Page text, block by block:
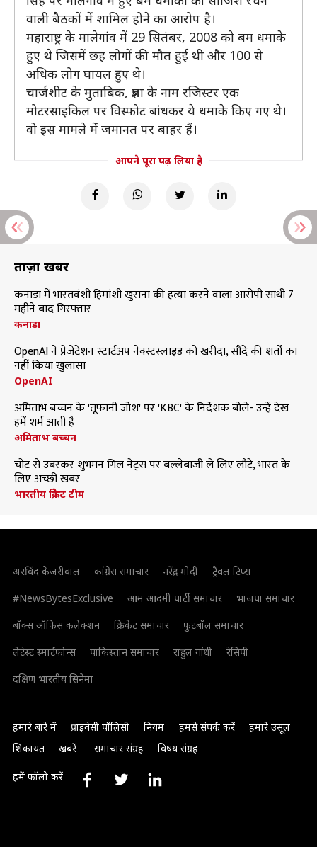
वाली बैठकों में शामिल होने का आरोप है।
महाराष्ट्र के मालेगांव में 29 सितंबर, 2008 को बम धमाके
हुए थे जिसमें छह लोगों की मौत हुई थी और 100 से
अधिक लोग घायल हुए थे।
चार्जशीट के मुताबिक, प्रज्ञा के नाम रजिस्टर एक
मोटरसाइकिल पर विस्फोट बांधकर ये धमाके किए गए थे।
वो इस मामले में जमानत पर बाहर हैं।
आपने पूरा पढ़ लिया है
ताज़ा खबरें
कनाडा में भारतवंशी हिमांशी खुराना की हत्या करने वाला आरोपी साथी 7
महीने बाद गिरफ्तार
कनाडा
OpenAI ने प्रेजेंटेशन स्टार्टअप नेक्स्टस्लाइड को खरीदा, सौदे की शर्तों का
नहीं किया खुलासा
OpenAI
अमिताभ बच्चन के 'तूफानी जोश' पर 'KBC' के निर्देशक बोले- उन्हें देख
हमें शर्म आती है
अमिताभ बच्चन
चोट से उबरकर शुभमन गिल नेट्स पर बल्लेबाजी ले लिए लौटे, भारत के
लिए अच्छी खबर
भारतीय क्रिकेट टीम
अरविंद केजरीवाल कांग्रेस समाचार नरेंद्र मोदी
ट्रैवल टिप्स
#NewsBytesExclusive
आम आदमी पार्टी समाचार
भाजपा समाचार
बॉक्स ऑफिस कलेक्शन
क्रिकेट समाचार
फुटबॉल समाचार
लेटेस्ट स्मार्टफोन्स
पाकिस्तान समाचार राहुल गांधी
रेसिपी
दक्षिण भारतीय सिनेमा
हमारे बारे में प्राइवेसी पॉलिसी नियम हमसे संपर्क करें
हमारे उसूल
शिकायत
खबरें समाचार संग्रह विषय संग्रह
हमें फॉलो करें